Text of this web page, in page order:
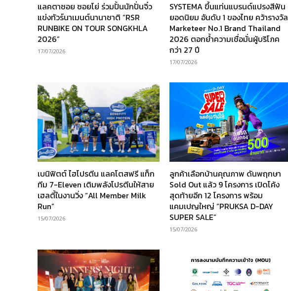
แลคตาซอย ซอยโย่ ร่วมปั้นนักปั่นจิ๋ว
แข่งทัวร์นาเมนต์นานาชาติ “RSR
RUNBIKE ON TOUR SONGKHLA
2026”
17/07/2026
SYSTEMA ขึ้นแท่นแบรนด์แปรงสีฟัน
ยอดนิยม อันดับ 1 ของไทย คว้ารางวัล
Marketeer No.1 Brand Thailand
2026 ตอกย้ำความเชื่อมั่นผู้บริโภค
กว่า 27 ปี
17/07/2026
เบนิฟิตต์ ไฮโปรตีน แลคโตสฟรี แท็ก
ทีม 7-Eleven เติมพลังโปรตีนให้สาย
เฮลตี้ในงานวิ่ง “All Member Milk
Run”
15/07/2026
ลูกค้าเลือกบ้านคุณภาพ ดันพฤกษา
Sold Out แล้ว 9 โครงการ เปิดโค้ง
สุดท้ายอีก 12 โครงการ พร้อม
แคมเปญใหญ่ “PRUKSA D-DAY
SUPER SALE”
15/07/2026